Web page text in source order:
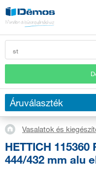
Áruválaszték
Vasalatok és
HETTICH
444/432 mm alu